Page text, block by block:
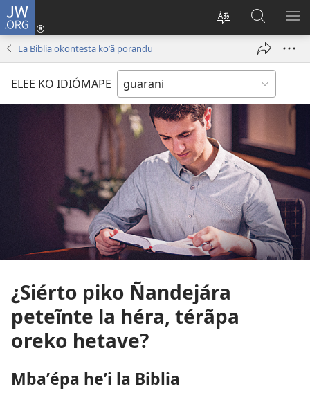
JW.ORG
Ekambia
idiómape
Emoñepyrũ
ne
una
ventana)
Eheka
JW.ORG
La Biblia okontesta koʼã porandu
ELEE KO IDIÓMAPE
¿Siérto piko Ñandejára
peteĩnte la héra, térãpa
oreko hetave?
Mbaʼépa heʼi la Biblia